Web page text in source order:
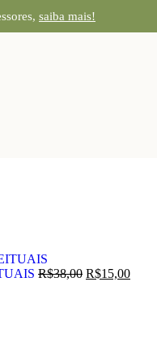
saiba mais!
R$38,00 R$15,00